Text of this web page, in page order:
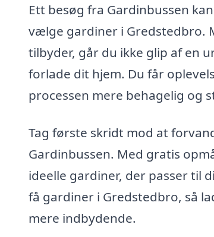
Ett besøg fra Gardinbussen
vælge gardiner i Gredstedbro.
tilbyder, går du ikke glip af en
forlade dit hjem. Du får
processen mere behagelig og
Tag første skridt mod at
Gardinbussen. Med gratis
ideelle gardiner, der passer til
få gardiner i Gredstedbro, så
mere indbydende.